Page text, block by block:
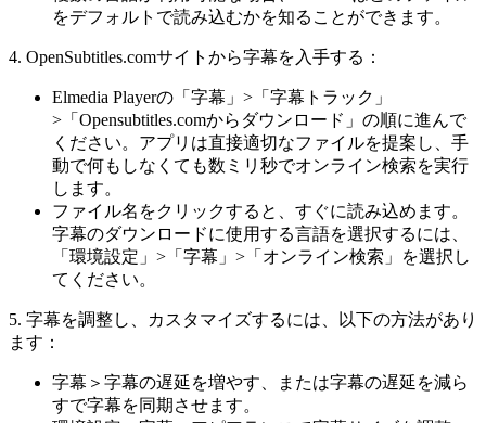
をデフォルトで読み込むかを知ることができます。
4. OpenSubtitles.comサイトから字幕を入手する：
Elmedia Playerの「字幕」>「字幕トラック」
>「Opensubtitles.comからダウンロード」の順に進んで
ください。アプリは直接適切なファイルを提案し、手
動で何もしなくても数ミリ秒でオンライン検索を実行
します。
ファイル名をクリックすると、すぐに読み込めます。
字幕のダウンロードに使用する言語を選択するには、
「環境設定」>「字幕」>「オンライン検索」を選択し
てください。
5. 字幕を調整し、カスタマイズするには、以下の方法があり
ます：
字幕＞字幕の遅延を増やす、または字幕の遅延を減ら
すで字幕を同期させます。